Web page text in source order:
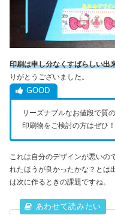
印刷は申し分なくすばらしい出
りがとうございました。
リーズナブルなお値段で質
印刷物をご検討の方はぜひ！
これは自分のデザインが悪いの
れたほうが良かったかな？とは
は次に作るときの課題ですね。